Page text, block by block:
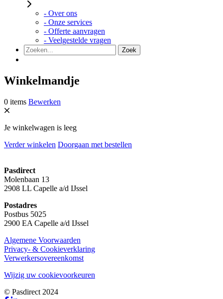
- Over ons
- Onze services
- Offerte aanvragen
- Veelgestelde vragen
Winkelmandje
0 items Bewerken
Je winkelwagen is leeg
Verder winkelen Doorgaan met bestellen
Pasdirect
Molenbaan 13
2908 LL Capelle a/d IJssel
Postadres
Postbus 5025
2900 EA Capelle a/d IJssel
Algemene Voorwaarden
Privacy- & Cookieverklaring
Verwerkersovereenkomst
Wijzig uw cookievoorkeuren
© Pasdirect 2024